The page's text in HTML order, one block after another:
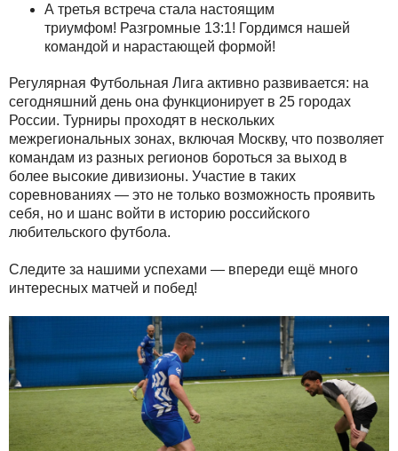
А третья встреча стала настоящим
триумфом! Разгромные 13:1! Гордимся нашей
командой и нарастающей формой!
Регулярная Футбольная Лига активно развивается: на
сегодняшний день она функционирует в 25 городах
России. Турниры проходят в нескольких
межрегиональных зонах, включая Москву, что позволяет
командам из разных регионов бороться за выход в
более высокие дивизионы. Участие в таких
соревнованиях — это не только возможность проявить
себя, но и шанс войти в историю российского
любительского футбола.
Следите за нашими успехами — впереди ещё много
интересных матчей и побед!